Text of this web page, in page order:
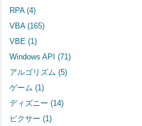
RPA (4)
VBA (165)
VBE (1)
Windows API (71)
アルゴリズム (5)
ゲーム (1)
ディズニー (14)
ピクサー (1)